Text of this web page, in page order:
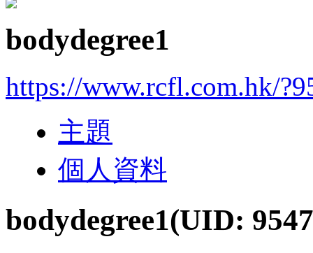
bodydegree1
https://www.rcfl.com.hk/
主題
個人資料
bodydegree1(UID: